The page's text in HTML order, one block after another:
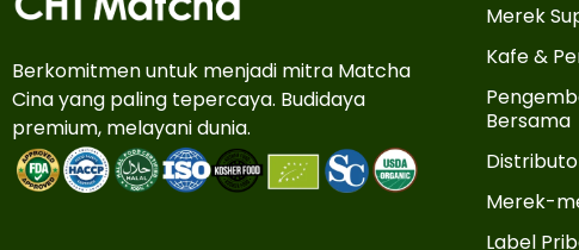
Berkomitmen untuk menjadi mitra Matcha
Cina yang paling tepercaya. Budidaya
premium, melayani dunia.
Merek
Kafe &
Bersama
Merek-
Label